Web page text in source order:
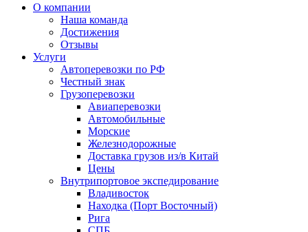
О компании
Наша команда
Достижения
Отзывы
Услуги
Автоперевозки по РФ
Честный знак
Грузоперевозки
Авиаперевозки
Автомобильные
Морские
Железнодорожные
Доставка грузов из/в Китай
Цены
Внутрипортовое экспедирование
Владивосток
Находка (Порт Восточный)
Рига